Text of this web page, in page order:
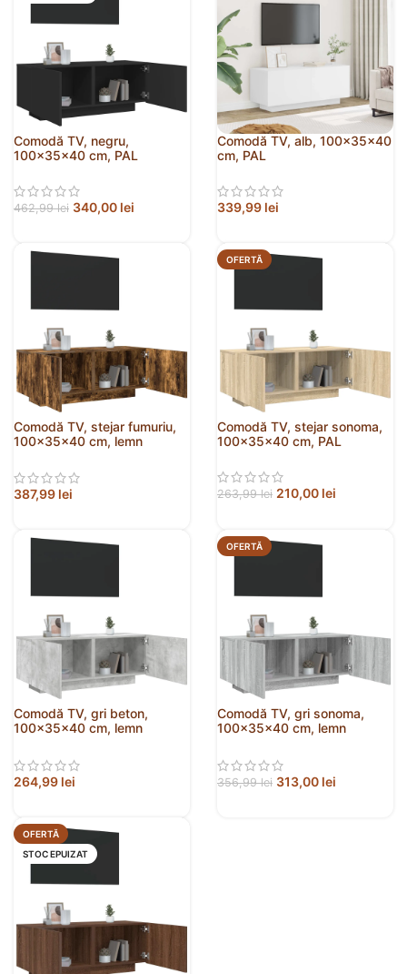
Comodă TV, negru,
100x35x40 cm, PAL
462,99lei 340,00 lei
Comodă TV, alb, 100x35x40
cm, PAL
339,99 lei
Comodă TV, stejar fumuriu,
100x35x40 cm, lemn
387,99 lei
OFERTĂ
Comodă TV, stejar sonoma,
100x35x40 cm, PAL
263,99lei 210,00 lei
Comodă TV, gri beton,
100x35x40 cm, lemn
264,99 lei
OFERTĂ
Comodă TV, gri sonoma,
100x35x40 cm, lemn
356,99lei 313,00 lei
OFERTĂ
STOC EPUIZAT